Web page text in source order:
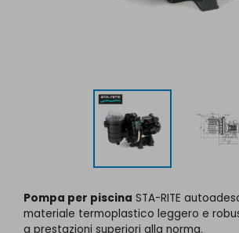
Pompa per piscina STA-RITE
materiale termoplastico leggero e
a prestazioni superiori alla norma.